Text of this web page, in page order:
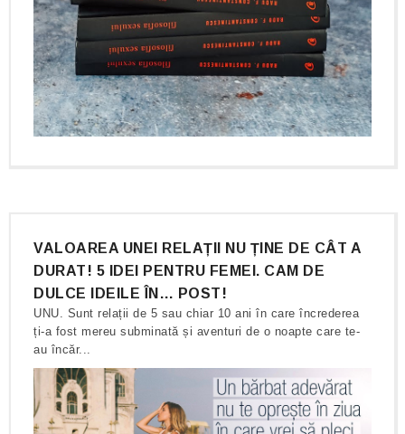
VALOAREA UNEI RELAȚII NU ȚINE DE CÂT A
DURAT! 5 IDEI PENTRU FEMEI. CAM DE
DULCE IDEILE ÎN… POST!
UNU. Sunt relații de 5 sau chiar 10 ani în care încrederea
ți-a fost mereu subminată și aventuri de o noapte care te-
au încăr...